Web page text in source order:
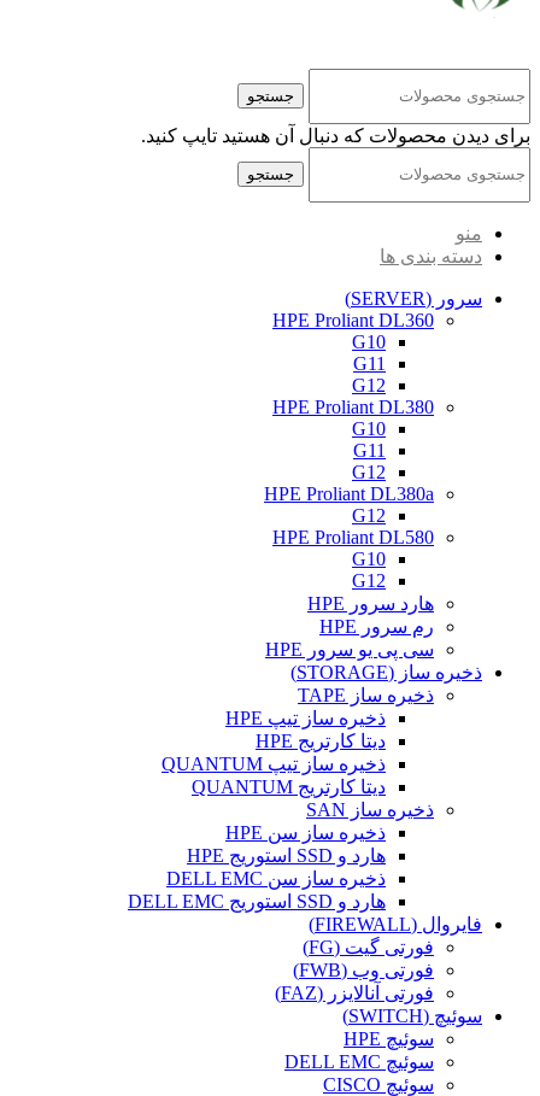
جستجو
برای دیدن محصولات که دنبال آن هستید تایپ کنید.
جستجو
منو
دسته بندی ها
سرور (SERVER)
HPE Proliant DL360
G10
G11
G12
HPE Proliant DL380
G10
G11
G12
HPE Proliant DL380a
G12
HPE Proliant DL580
G10
G12
هارد سرور HPE
رم سرور HPE
سی پی یو سرور HPE
ذخیره ساز (STORAGE)
ذخیره ساز TAPE
ذخیره ساز تیپ HPE
دیتا کارتریج HPE
ذخیره ساز تیپ QUANTUM
دیتا کارتریج QUANTUM
ذخیره ساز SAN
ذخیره ساز سن HPE
هارد و SSD استوریج HPE
ذخیره ساز سن DELL EMC
هارد و SSD استوریج DELL EMC
فایروال (FIREWALL)
فورتی گیت (FG)
فورتی وب (FWB)
فورتی آنالایزر (FAZ)
سوئیچ (SWITCH)
سوئیچ HPE
سوئیچ DELL EMC
سوئیچ CISCO